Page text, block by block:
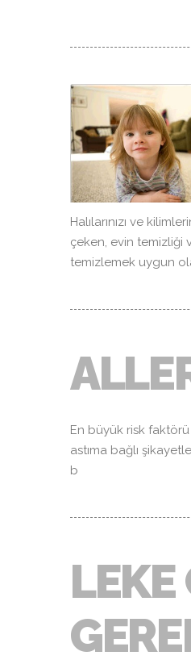
Halılarınızı ve
çeken, evin temizliği
temizlemek uygun
En büyük risk
astıma bağlı
b